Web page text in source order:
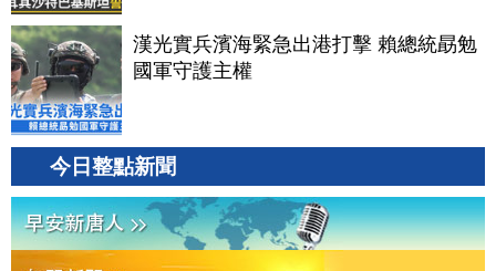
漢光實兵濱海緊急出港打擊 賴總統勗勉
國軍守護主權
今日整點新聞